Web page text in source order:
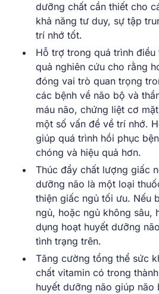
dưỡng chất cần thiết cho
khả năng tư duy, sự tập
trí nhớ tốt.
Hỗ trợ trong quá trình điều
quả nghiên cứu cho rằng
đóng vai trò quan trọng
các bệnh về não bộ và
máu não, chứng liệt cơ
một số vấn đề về trí nhớ.
giúp quá trình hồi phục
chóng và hiệu quả hơn.
Thúc đẩy chất lượng giấc
dưỡng não là một loại
thiện giấc ngủ tối ưu. Nếu
ngủ, hoặc ngủ không sâu,
dụng hoạt huyết dưỡng
tình trạng trên.
Tăng cường tổng thể sức
chất vitamin có trong
huyết dưỡng não giúp